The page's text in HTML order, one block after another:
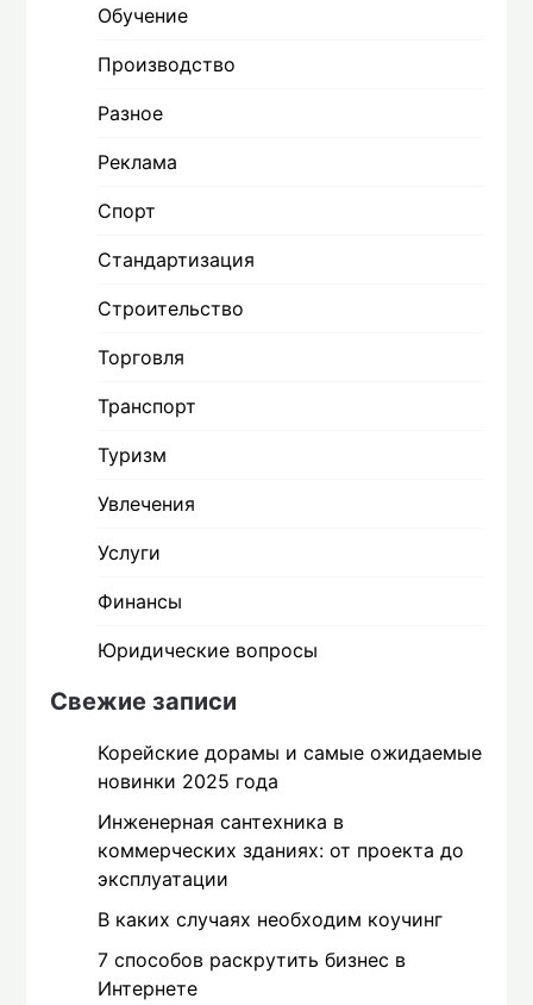
Обучение
Производство
Разное
Реклама
Спорт
Стандартизация
Строительство
Торговля
Транспорт
Туризм
Увлечения
Услуги
Финансы
Юридические вопросы
Свежие записи
Корейские дорамы и самые ожидаемые
новинки 2025 года
Инженерная сантехника в
коммерческих зданиях: от проекта до
эксплуатации
В каких случаях необходим коучинг
7 способов раскрутить бизнес в
Интернете